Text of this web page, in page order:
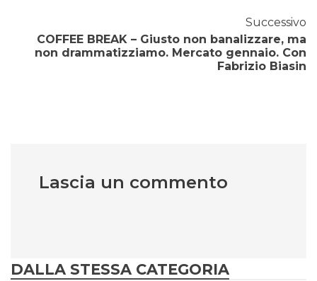
Successivo
COFFEE BREAK – Giusto non banalizzare, ma
non drammatizziamo. Mercato gennaio. Con
Fabrizio Biasin
Lascia un commento
DALLA STESSA CATEGORIA